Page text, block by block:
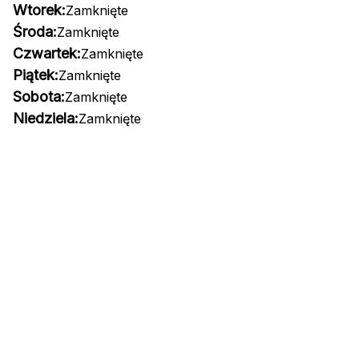
Wtorek:Zamknięte
Środa:Zamknięte
Czwartek:Zamknięte
Piątek:Zamknięte
Sobota:Zamknięte
Niedziela:Zamknięte